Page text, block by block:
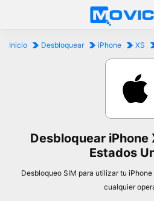
Inicio Desbloquear iPhone XS
Desbloquear iPhone
Estados
Desbloqueo SIM para utilizar tu
cualquier